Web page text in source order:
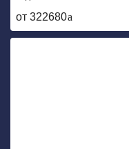
от 322680